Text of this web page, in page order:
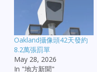
Oakland攝像頭42天發約
8.2萬張罰單
May 28, 2026
In "地方新聞"